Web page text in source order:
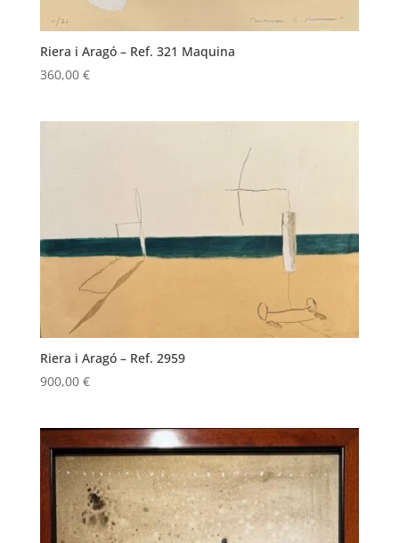
Riera i Aragó – Ref. 321 Maquina
360,00 €
Riera i Aragó – Ref. 2959
900,00 €